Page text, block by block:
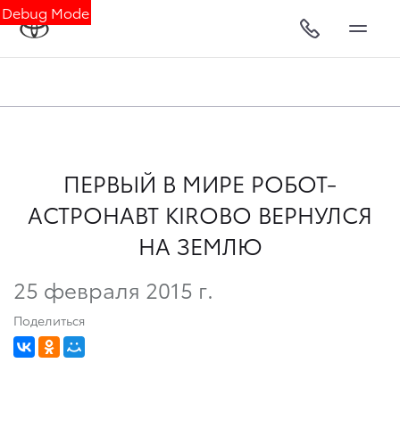
Debug Mode
ПЕРВЫЙ В МИРЕ РОБОТ-
АСТРОНАВТ KIROBO ВЕРНУЛСЯ
НА ЗЕМЛЮ
25 февраля 2015 г.
Поделиться